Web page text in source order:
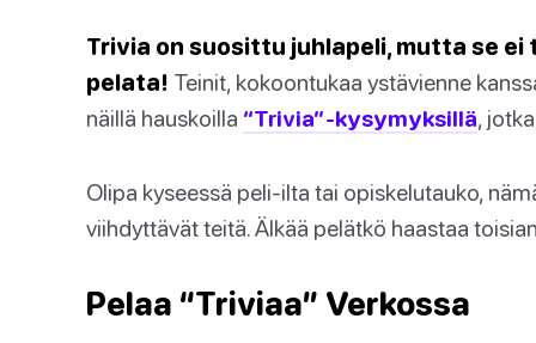
Trivia on suosittu juhlapeli, mutta se
pelata! Teinit, kokoontukaa ystävienne
näillä hauskoilla “Trivia”-kysymyksillä,
Olipa kyseessä peli-ilta tai opiskelutauko,
viihdyttävät teitä. Älkää pelätkö haastaa
Pelaa “Triviaa” Verkossa